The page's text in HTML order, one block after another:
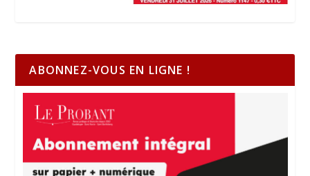
ABONNEZ-VOUS EN LIGNE !